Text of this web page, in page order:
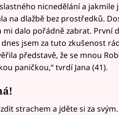
nicnedělání a jakmile
na dlažbě bez prostředků.
dalo pořádně zabrat. První
jsem za tuto zkušenost
představě, že se mnou
paničkou,“ tvrdí Jana (41).
strachem a jděte si za